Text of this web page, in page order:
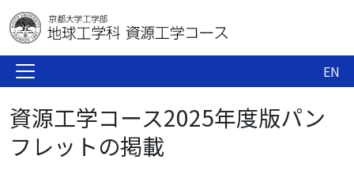
EN
資源工学コース2025年度版パン
フレットの掲載